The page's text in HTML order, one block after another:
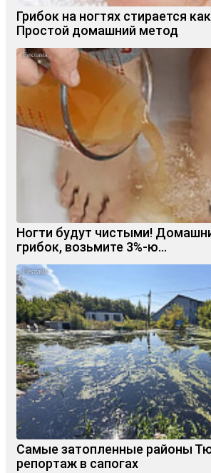
Грибок на ногтях стирается
Простой домашний метод
Ногти будут чистыми!
грибок, возьмите 3%-ю…
Самые затопленные районы
репортаж в сапогах